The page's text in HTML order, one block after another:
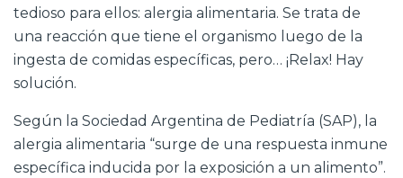
tedioso para ellos: alergia alimentaria. Se trata de
una reacción que tiene el organismo luego de la
ingesta de comidas específicas, pero… ¡Relax! Hay
solución.
Según la Sociedad Argentina de Pediatría (SAP), la
alergia alimentaria “surge de una respuesta inmune
específica inducida por la exposición a un alimento”.